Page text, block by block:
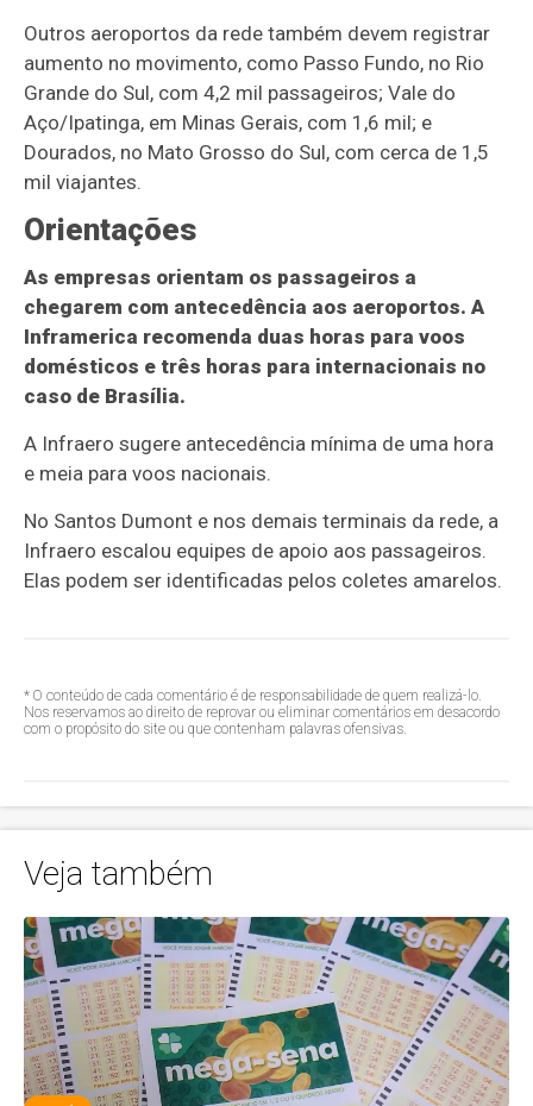
Outros aeroportos da rede também devem registrar
aumento no movimento, como Passo Fundo, no Rio
Grande do Sul, com 4,2 mil passageiros; Vale do
Aço/Ipatinga, em Minas Gerais, com 1,6 mil; e
Dourados, no Mato Grosso do Sul, com cerca de 1,5
mil viajantes.
Orientações
As empresas orientam os passageiros a
chegarem com antecedência aos aeroportos. A
Inframerica recomenda duas horas para voos
domésticos e três horas para internacionais no
caso de Brasília.
A Infraero sugere antecedência mínima de uma hora
e meia para voos nacionais.
No Santos Dumont e nos demais terminais da rede, a
Infraero escalou equipes de apoio aos passageiros.
Elas podem ser identificadas pelos coletes amarelos.
* O conteúdo de cada comentário é de responsabilidade de quem realizá-lo.
Nos reservamos ao direito de reprovar ou eliminar comentários em desacordo
com o propósito do site ou que contenham palavras ofensivas.
Veja também